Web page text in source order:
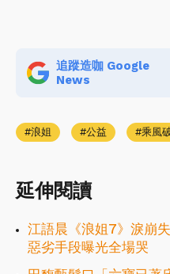
追蹤造咖 Google
News
浪姐 公益 乘風
延伸閱讀
江語晨《浪姐7》淚崩
惡劣手段曝光全場哭